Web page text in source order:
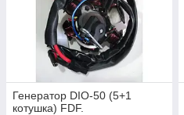
Генератор DIO-50 (5+1
котушка) FDF.